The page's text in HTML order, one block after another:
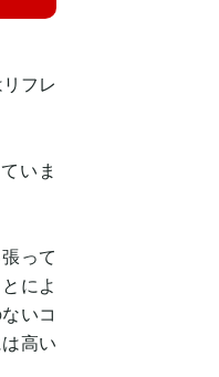
フレ
いま
って
によ
いコ
高い